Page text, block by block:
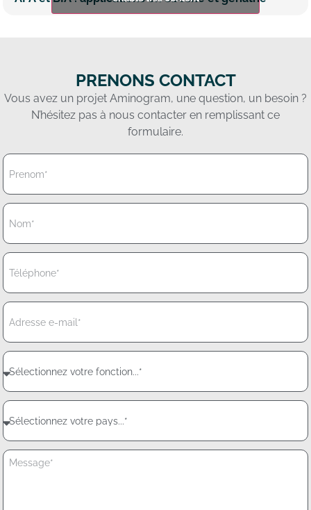
PRENONS CONTACT
Vous avez un projet Aminogram, une question, un besoin ?
N’hésitez pas à nous contacter en remplissant ce
formulaire.